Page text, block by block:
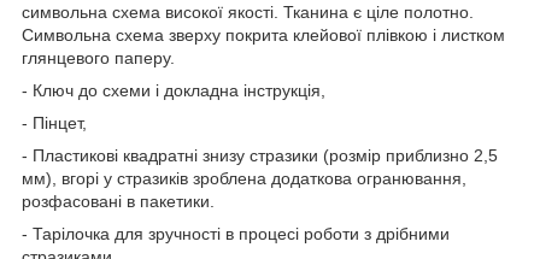
символьна схема високої якості. Тканина є ціле полотно.
Символьна схема зверху покрита клейової плівкою і листком
глянцевого паперу.
- Ключ до схеми і докладна інструкція,
- Пінцет,
- Пластикові квадратні знизу стразики (розмір приблизно 2,5
мм), вгорі у стразиків зроблена додаткова огранювання,
розфасовані в пакетики.
- Тарілочка для зручності в процесі роботи з дрібними